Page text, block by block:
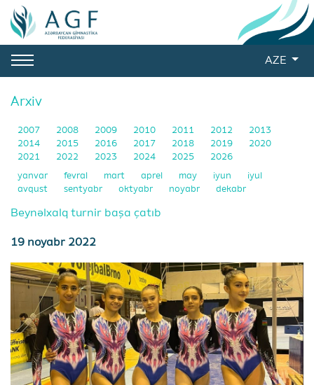
AZE
Arxiv
2007 2008 2009 2010 2011 2012
2013
2014
2015 2016 2017 2018 2019
2020
2021
2022 2023 2024 2025 2026
yanvar fevral mart aprel may iyun
iyul
avqust
sentyabr oktyabr noyabr dekabr
Beynəlxalq turnir başa çatıb
19 noyabr 2022